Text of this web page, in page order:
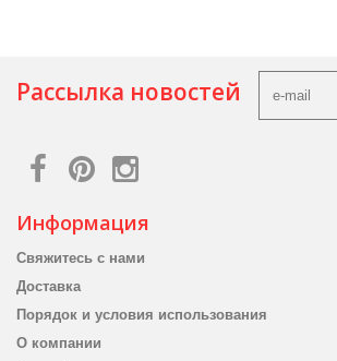
Рассылка новостей
Информация
Свяжитесь с нами
Доставка
Порядок и условия использования
О компании